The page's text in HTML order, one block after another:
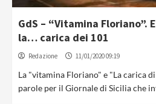
GdS – “Vitamina Floriano”.
la… carica dei 101
Redazione 11/01/2020 09:19
La "vitamina Floriano" e "La carica
parole per il Giornale di Sicilia che